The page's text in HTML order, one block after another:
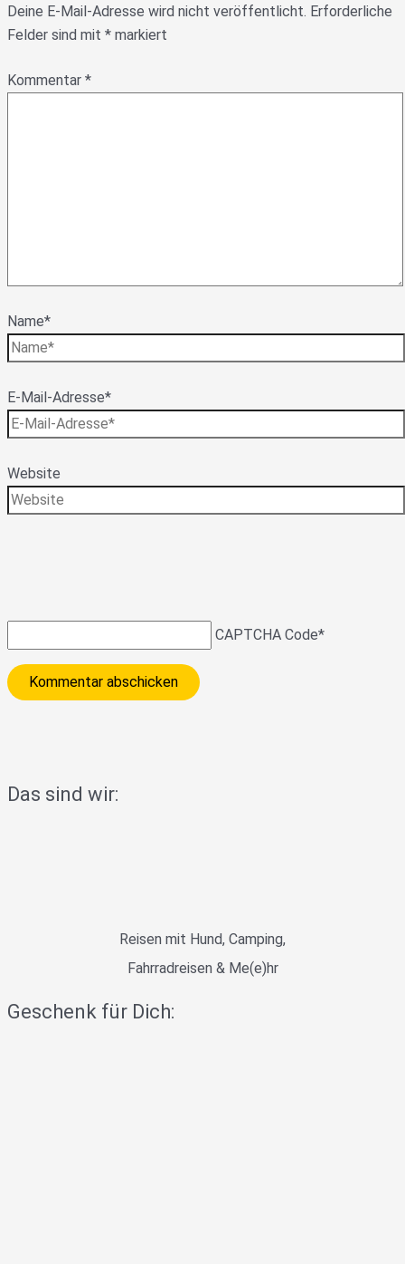
Deine E-Mail-Adresse wird nicht veröffentlicht. Erforderliche
Felder sind mit * markiert
Kommentar *
Name*
E-Mail-Adresse*
Website
CAPTCHA Code*
Das sind wir:
Reisen mit Hund, Camping,
Fahrradreisen & Me(e)hr
Geschenk für Dich: